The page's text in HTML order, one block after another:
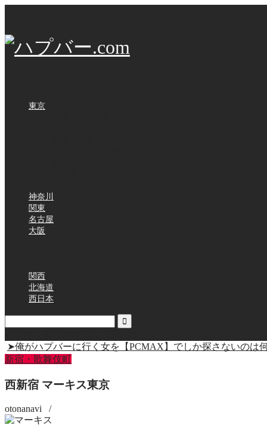
東京
神奈川
関東
名古屋
大阪
関西
北海道
西日本
➤俺がハプバーに行く女を【PCMAX】でしか探さないのは
新宿・歌舞伎町
西新宿 マーキス東京
otonanavi /